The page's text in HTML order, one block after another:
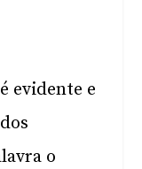
evidente e
o